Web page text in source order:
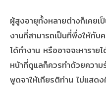
ผู้สูงอายุทั้งหลายต่างก็เคยเ
งานที่สามารถเป็นที่พึ่งให้กับ
ได้ทำงาน หรืออาจจะหาราย
หน้าที่ดูแลก็ควรทำด้วยความ
พูดจาให้เกียรติท่าน ไม่แสด